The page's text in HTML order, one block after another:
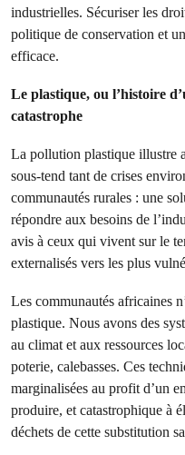
industrielles. Sécuriser les
politique de conservation et
efficace.
Le plastique, ou l’histoire
catastrophe
La pollution plastique illustre
sous-tend tant de crises
communautés rurales : une
répondre aux besoins de
avis à ceux qui vivent sur le
externalisés vers les plus
Les communautés africaines
plastique. Nous avons des
au climat et aux ressources
poterie, calebasses. Ces
marginalisées au profit d’un
produire, et catastrophique à
déchets de cette substitution